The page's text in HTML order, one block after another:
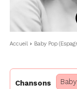
Accueil Baby Pop
Chansons